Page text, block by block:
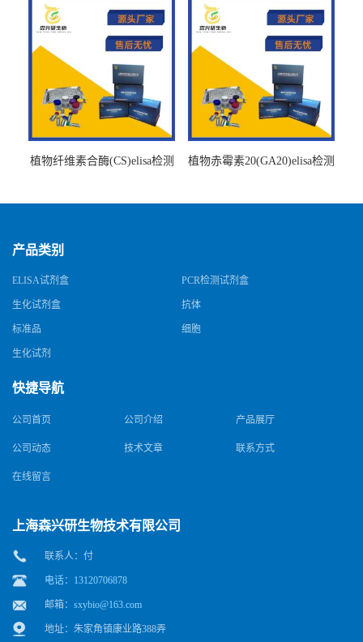
植物纤维素合酶(CS)elisa检测
植物赤霉素20(GA20)elisa检测
产品类别
ELISA试剂盒 PCR检测试剂盒
生化试剂盒 抗体
标准品 细胞
生化试剂
快捷导航
公司首页 公司介绍 产品展厅
公司动态 技术文章 联系方式
在线留言
上海森兴研生物技术有限公司
联系人：付
电话：13120706878
邮箱： sxybio@163.com
地址：朱家角镇康业路388弄